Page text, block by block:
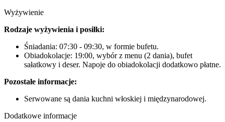
Wyżywienie
Rodzaje wyżywienia i posiłki:
Śniadania: 07:30 - 09:30, w formie bufetu.
Obiadokolacje: 19:00, wybór z menu (2 dania), bufet
sałatkowy i deser. Napoje do obiadokolacji dodatkowo płatne.
Pozostałe informacje:
Serwowane są dania kuchni włoskiej i międzynarodowej.
Dodatkowe informacje